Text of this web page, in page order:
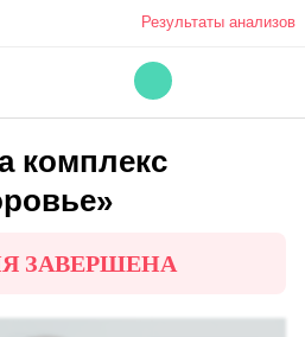
Результаты анализов
комплекс
ЗАВЕРШЕНА